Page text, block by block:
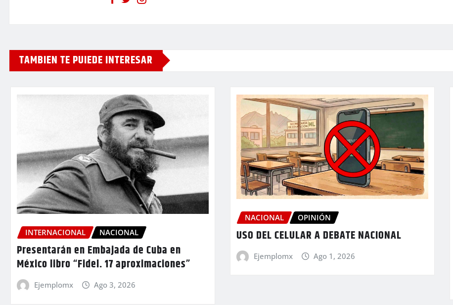
TAMBIEN TE PUIEDE INTERESAR
INTERNACIONAL NACIONAL
Presentarán en Embajada de Cuba en
México libro “Fidel. 17 aproximaciones”
Ejemplomx Ago 3, 2026
NACIONAL OPINIÓN
USO DEL CELULAR A DEBATE NACIONAL
Ejemplomx Ago 1, 2026